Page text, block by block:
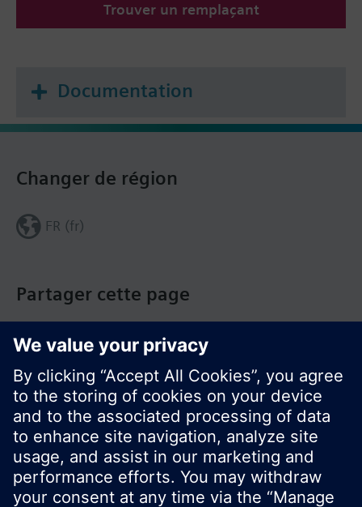
Trouver un remplaçant
Documentation
Partager cette page
Changer de région
FR (fr)
© Siemens Switzerland Ltd. Building Technologies